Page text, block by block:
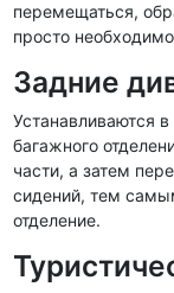
перемещаться,
просто
Задние
Устанавливаются
багажного
части, а затем
сидений, тем
отделение.